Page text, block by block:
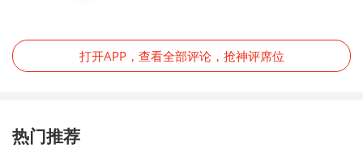
打开APP，查看全部评论，抢神评席位
热门推荐